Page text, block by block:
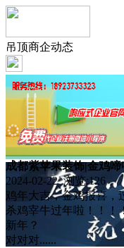
吊顶商企动态
成都紫苹果装饰|金鸡
2024-02-22 浏览:126
鸡年大吉，金鸡报喜，
杀鸡宰牛过年啦！！！
新年？
对对对......